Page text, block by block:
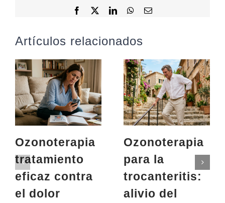
Facebook LinkedInWhatsApp
Correo
Artículos relacionados
Ozonoterapia
tratamiento
eficaz contra
el dolor
Ozonoterapia
para la
trocanteritis:
alivio del